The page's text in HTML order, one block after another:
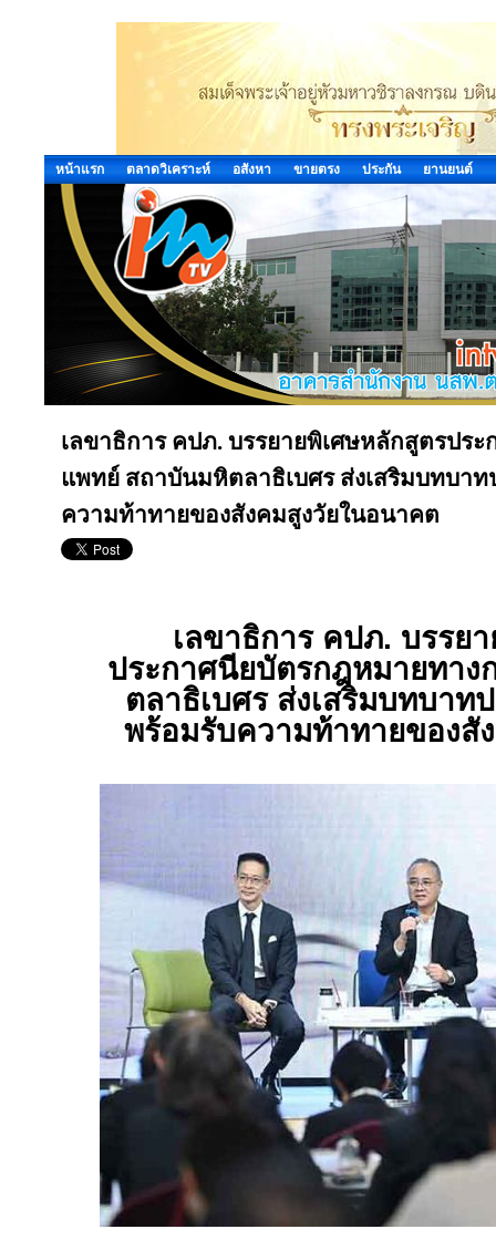
หน้าแรก ตลาดวิเคราะห์ อสังหา ขายตรง ประกัน ยานยนต์
เลขาธิการ คปภ. บรรยายพิเศษหลักสูตรปร
แพทย์ สถาบันมหิตลาธิเบศร ส่งเสริมบทบา
ความท้าทายของสังคมสูงวัยในอนาคต
เลขาธิการ คปภ. บรรย
ประกาศนียบัตรกฎหมายทา
ตลาธิเบศร ส่งเสริมบทบาท
พร้อมรับความท้าทายของสั